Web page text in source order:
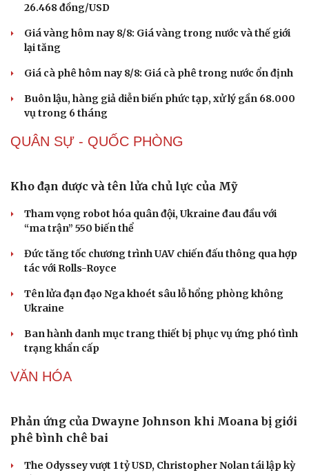
26.468 đồng/USD
Giá vàng hôm nay 8/8: Giá vàng trong nước và thế giới
lại tăng
Giá cà phê hôm nay 8/8: Giá cà phê trong nước ổn định
Buôn lậu, hàng giả diễn biến phức tạp, xử lý gần 68.000
vụ trong 6 tháng
QUÂN SỰ - QUỐC PHÒNG
Kho đạn dược và tên lửa chủ lực của Mỹ
“ma trận” 550 biến thể
tác với Rolls-Royce
Tên lửa đạn đạo Nga khoét sâu lỗ hổng phòng không